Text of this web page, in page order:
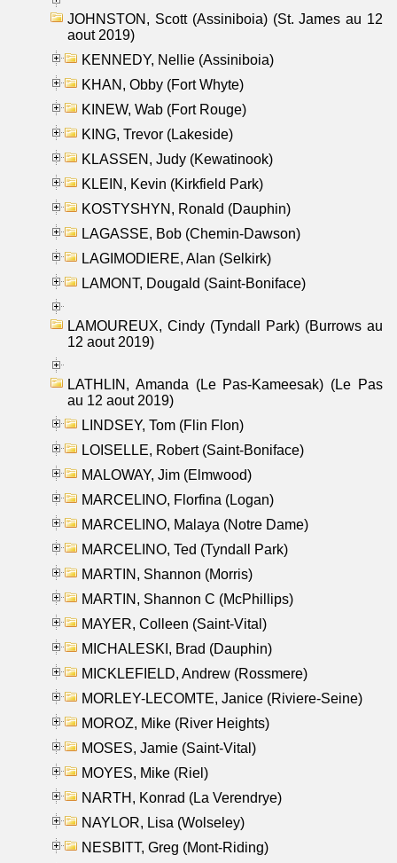
JOHNSTON, Scott (Assiniboia) (St. James au 12
aout 2019)
KENNEDY, Nellie (Assiniboia)
KHAN, Obby (Fort Whyte)
KINEW, Wab (Fort Rouge)
KING, Trevor (Lakeside)
KLASSEN, Judy (Kewatinook)
KLEIN, Kevin (Kirkfield Park)
KOSTYSHYN, Ronald (Dauphin)
LAGASSE, Bob (Chemin-Dawson)
LAGIMODIERE, Alan (Selkirk)
LAMONT, Dougald (Saint-Boniface)
LAMOUREUX, Cindy (Tyndall Park) (Burrows au
12 aout 2019)
LATHLIN, Amanda (Le Pas-Kameesak) (Le Pas
au 12 aout 2019)
LINDSEY, Tom (Flin Flon)
LOISELLE, Robert (Saint-Boniface)
MALOWAY, Jim (Elmwood)
MARCELINO, Florfina (Logan)
MARCELINO, Malaya (Notre Dame)
MARCELINO, Ted (Tyndall Park)
MARTIN, Shannon (Morris)
MARTIN, Shannon C (McPhillips)
MAYER, Colleen (Saint-Vital)
MICHALESKI, Brad (Dauphin)
MICKLEFIELD, Andrew (Rossmere)
MORLEY-LECOMTE, Janice (Riviere-Seine)
MOROZ, Mike (River Heights)
MOSES, Jamie (Saint-Vital)
MOYES, Mike (Riel)
NARTH, Konrad (La Verendrye)
NAYLOR, Lisa (Wolseley)
NESBITT, Greg (Mont-Riding)